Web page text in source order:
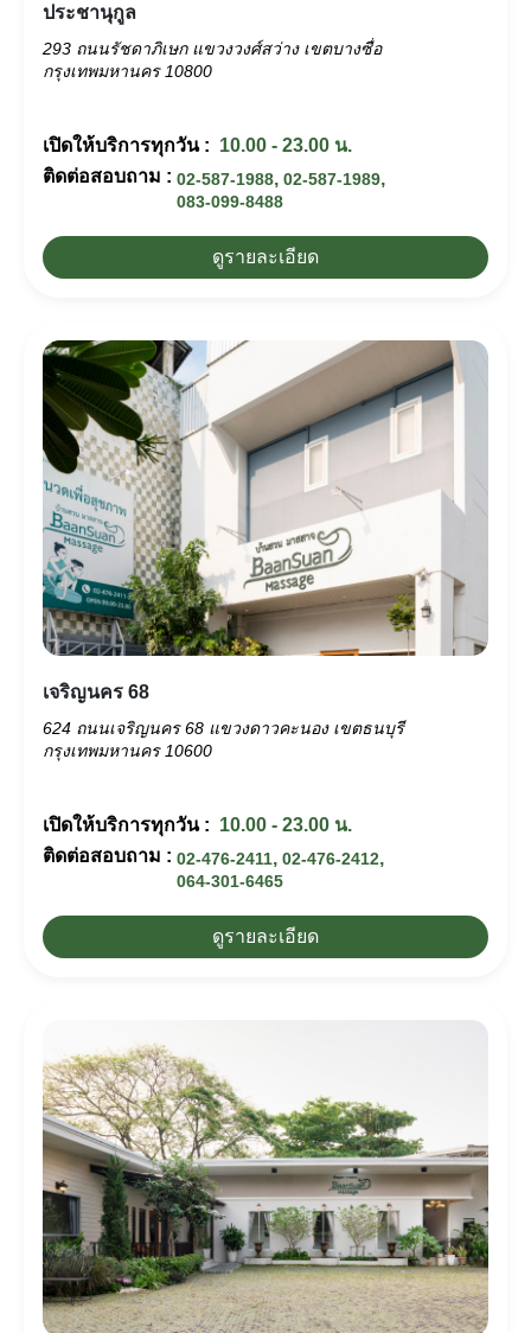
ประชานุกูล
293 ถนนรัชดาภิเษก แขวงวงศ์สว่าง เขตบางซื่อ
กรุงเทพมหานคร 10800
เปิดให้บริการทุกวัน : 10.00 - 23.00 น.
ติดต่อสอบถาม : 02-587-1988, 02-587-1989,
083-099-8488
ดูรายละเอียด
เจริญนคร 68
624 ถนนเจริญนคร 68 แขวงดาวคะนอง เขตธนบุรี
กรุงเทพมหานคร 10600
เปิดให้บริการทุกวัน : 10.00 - 23.00 น.
ติดต่อสอบถาม : 02-476-2411, 02-476-2412,
064-301-6465
ดูรายละเอียด